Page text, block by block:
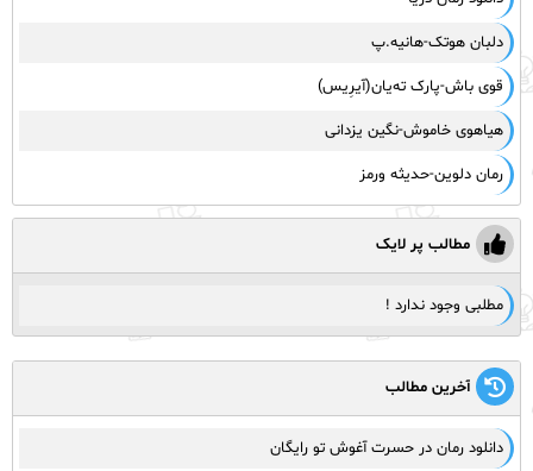
دلبان هوتک-هانیه.پ
قوی باش-پارک ته‌یان(آیرِیس)
هیاهوی خاموش-نگین یزدانی
رمان دلوین-حدیثه ورمز
مطالب پر لایک
مطلبی وجود ندارد !
آخرین مطالب
دانلود رمان در حسرت آغوش تو رایگان